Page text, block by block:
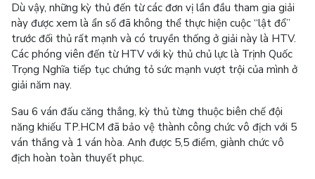
Dù vậy, những kỳ thủ đến từ các đơn vị lần đầu tham gia giải
này được xem là ẩn số đã không thể thực hiện cuộc “lật đổ”
trước đối thủ rất mạnh và có truyền thống ở giải này là HTV.
Các phóng viên đến từ HTV với kỳ thủ chủ lực là Trịnh Quốc
Trọng Nghĩa tiếp tục chứng tỏ sức mạnh vượt trội của mình ở
giải năm nay.
Sau 6 ván đấu căng thẳng, kỳ thủ từng thuộc biên chế đội
năng khiếu TP.HCM đã bảo vệ thành công chức vô địch với 5
ván thắng và 1 ván hòa. Anh được 5,5 điểm, giành chức vô
địch hoàn toàn thuyết phục.